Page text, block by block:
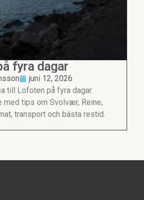
fyra dagar
juni 12, 2026
till Lofoten på fyra dagar.
med tips om Svolvær, Reine,
transport och bästa restid.